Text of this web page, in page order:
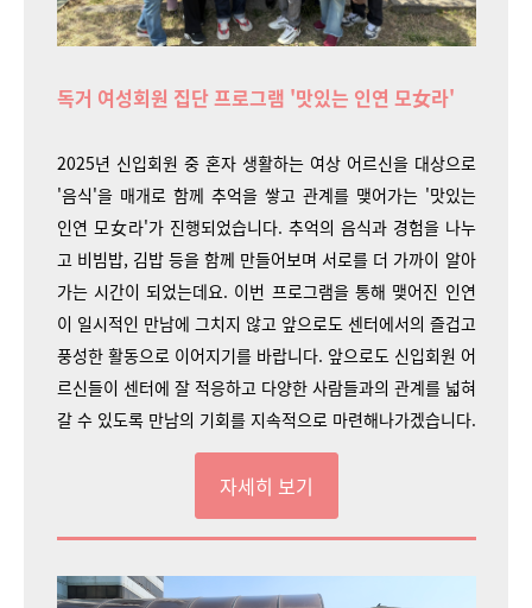
독거 여성회원 집단 프로그램 '맛있는 인연 모女라'
2025년 신입회원 중 혼자 생활하는 여상 어르신을 대상으로
'음식'을 매개로 함께 추억을 쌓고 관계를 맺어가는 '맛있는
인연 모女라'가 진행되었습니다. 추억의 음식과 경험을 나누
고 비빔밥, 김밥 등을 함께 만들어보며 서로를 더 가까이 알아
가는 시간이 되었는데요. 이번 프로그램을 통해 맺어진 인연
이 일시적인 만남에 그치지 않고 앞으로도 센터에서의 즐겁고
풍성한 활동으로 이어지기를 바랍니다. 앞으로도 신입회원 어
르신들이 센터에 잘 적응하고 다양한 사람들과의 관계를 넓혀
갈 수 있도록 만남의 기회를 지속적으로 마련해나가겠습니다.
자세히 보기